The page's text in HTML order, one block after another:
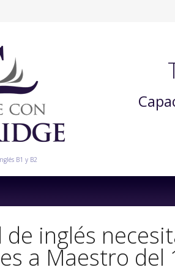
B1 y B2
de inglés
a Maestro del